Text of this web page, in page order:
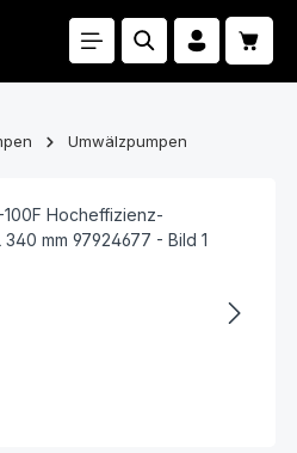
Umwälzpumpen